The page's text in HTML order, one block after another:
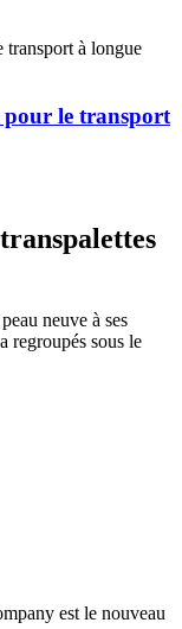
pour le transport
neuve à ses
regroupés sous le